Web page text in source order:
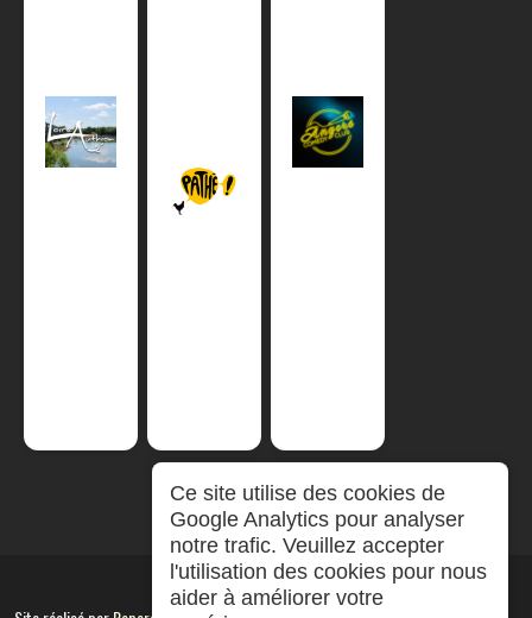
Ce site utilise des cookies de
Google Analytics pour analyser
notre trafic. Veuillez accepter
l'utilisation des cookies pour nous
aider à améliorer votre